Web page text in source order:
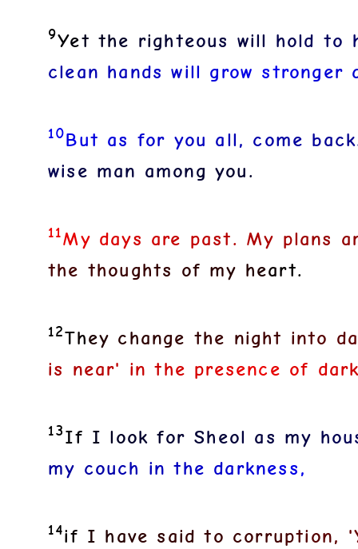
9Yet the righteous will hold to
clean hands will grow stronger
10But as for you all, come back
wise man among you.
11My days are past. My plans a
the thoughts of my heart.
12They change the night into d
is near' in the presence of dar
13If I look for Sheol as my hou
my couch in the darkness,
14if I have said to corruption, '